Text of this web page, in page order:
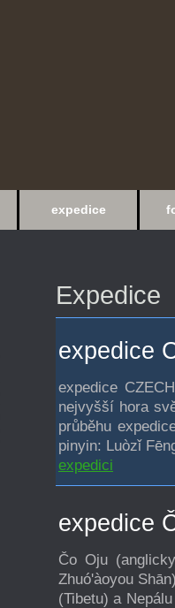
expedice
Expedice
expedice
expedice
nejvyšší hora
průběhu
pinyin: Luòzǐ
expedici
expedice
Čo Oju
Zhuó'àoyou
(Tibetu) a